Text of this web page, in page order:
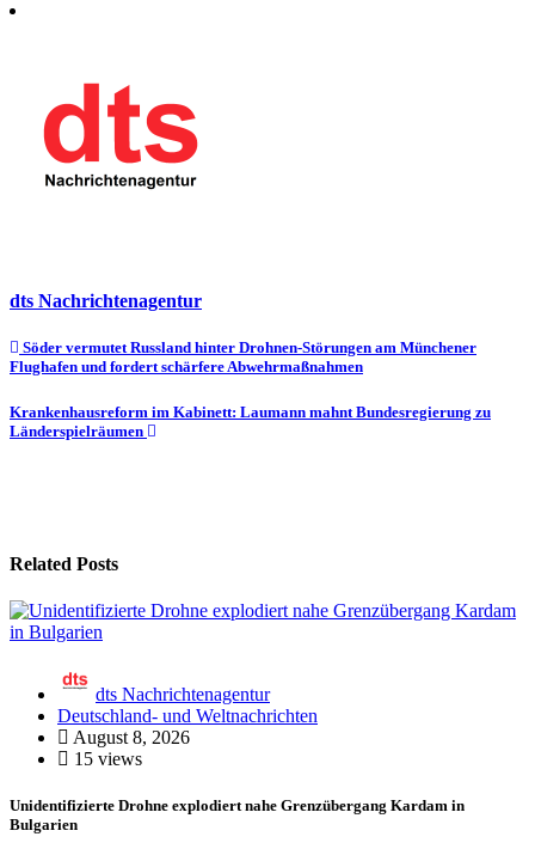
dts Nachrichtenagentur
Beitragsnavigation
Söder vermutet Russland hinter Drohnen-Störungen am Münchener
Flughafen und fordert schärfere Abwehrmaßnahmen
Krankenhausreform im Kabinett: Laumann mahnt Bundesregierung zu
Länderspielräumen
Related Posts
dts Nachrichtenagentur
Deutschland- und Weltnachrichten
August 8, 2026
15 views
Unidentifizierte Drohne explodiert nahe Grenzübergang Kardam in
Bulgarien